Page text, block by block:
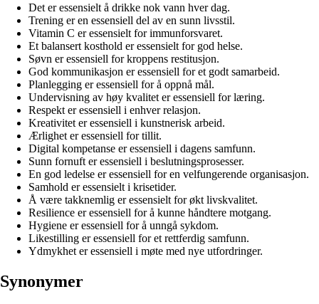
Det er essensielt å drikke nok vann hver dag.
Trening er en essensiell del av en sunn livsstil.
Vitamin C er essensielt for immunforsvaret.
Et balansert kosthold er essensielt for god helse.
Søvn er essensiell for kroppens restitusjon.
God kommunikasjon er essensiell for et godt samarbeid.
Planlegging er essensiell for å oppnå mål.
Undervisning av høy kvalitet er essensiell for læring.
Respekt er essensiell i enhver relasjon.
Kreativitet er essensiell i kunstnerisk arbeid.
Ærlighet er essensiell for tillit.
Digital kompetanse er essensiell i dagens samfunn.
Sunn fornuft er essensiell i beslutningsprosesser.
En god ledelse er essensiell for en velfungerende organisasjon.
Samhold er essensielt i krisetider.
Å være takknemlig er essensielt for økt livskvalitet.
Resilience er essensiell for å kunne håndtere motgang.
Hygiene er essensiell for å unngå sykdom.
Likestilling er essensiell for et rettferdig samfunn.
Ydmykhet er essensiell i møte med nye utfordringer.
Synonymer